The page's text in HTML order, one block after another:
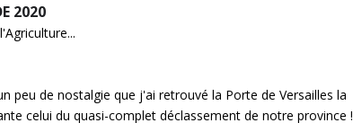
2020
peu de nostalgie que j'ai retrouvé la Porte de Versailles la
celui du quasi-complet déclassement de notre province !